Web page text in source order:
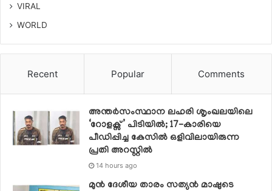
VIRAL
WORLD
Recent Popular Comments
അന്തർസംസ്ഥാന ലഹരി ശൃംഖലയിലെ
‘റോളക്സ്’ പിടിയിൽ; 17-കാരിയെ
പീഡിപ്പിച്ച കേസിൽ ഒളിവിലായിരുന്ന
പ്രതി അറസ്റ്റിൽ
14 hours ago
മുൻ ദേശീയ താരം സത്യൻ മാഷുടെ